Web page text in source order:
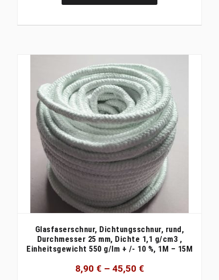
Glasfaserschnur, Dichtungsschnur, rund,
Durchmesser 25 mm, Dichte 1,1 g/cm3 ,
Einheitsgewicht 550 g/lm + /- 10 %, 1M – 15M
8,90 € – 45,50 €